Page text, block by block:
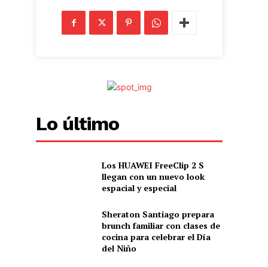
Lo último
Los HUAWEI FreeClip 2 S
llegan con un nuevo look
espacial y especial
Sheraton Santiago prepara
brunch familiar con clases de
cocina para celebrar el Día
del Niño